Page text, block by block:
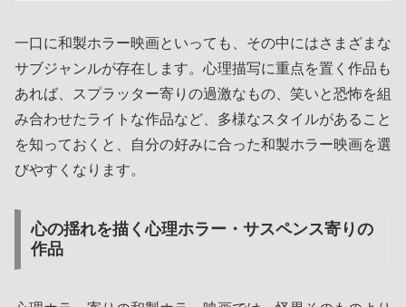
一口に和製ホラー映画といっても、その中にはさまざまな
サブジャンルが存在します。心理描写に重点を置く作品も
あれば、スプラッター寄りの過激なもの、笑いと恐怖を組
み合わせたライトな作品など、多様なスタイルがあること
を知っておくと、自分の好みに合った和製ホラー映画を選
びやすくなります。
心の揺れを描く心理ホラー・サスペンス寄りの
作品